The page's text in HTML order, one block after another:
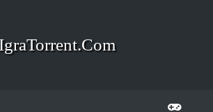
IgraTorrent.Com